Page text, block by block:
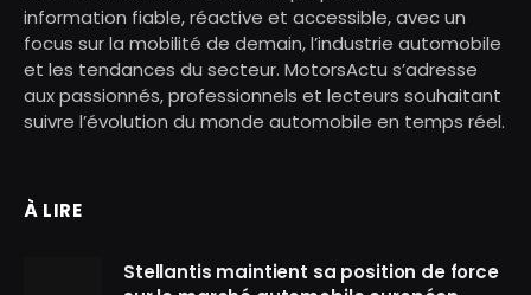
information fiable, réactive et accessible, avec un
focus sur la mobilité de demain, l’industrie automobile
et les tendances du secteur. MotorsActu s’adresse
aux passionnés, professionnels et lecteurs souhaitant
suivre l’évolution du monde automobile en temps réel.
À LIRE
Stellantis maintient sa position de force